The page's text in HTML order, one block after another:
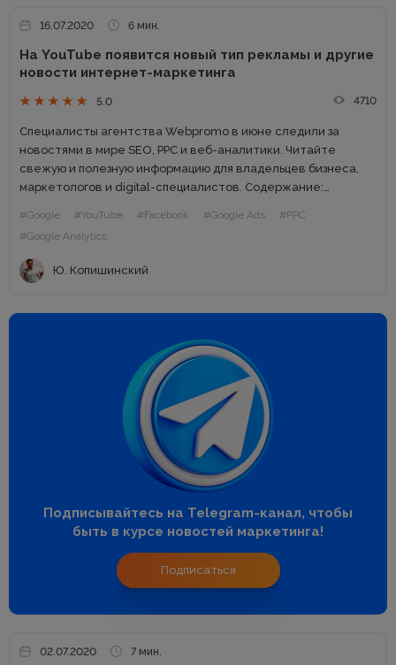
16.07.2020 6 мин.
На YouTube появится новый тип рекламы и другие
новости интернет-маркетинга
5.0 4710
Специалисты агентства Webpromo в июне следили за
новостями в мире SEO, PPC и веб-аналитики. Читайте
свежую и полезную информацию для владельцев бизнеса,
маркетологов и digital-специалистов. Содержание:
AMP-страницы помогут ранжировать Page Experience
Google обновил...
#Google #YouTube #Facebook #Google Ads
#PPC
#Google Analytics
Ю. Копишинский
Подписывайтесь на Telegram-канал, чтобы
быть в курсе новостей маркетинга!
Подписаться
02.07.2020 7 мин.